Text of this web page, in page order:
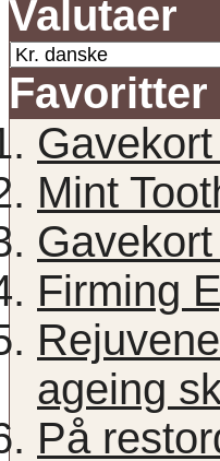
Valutaer
Favoritter
Mint
Firming
ageing
På